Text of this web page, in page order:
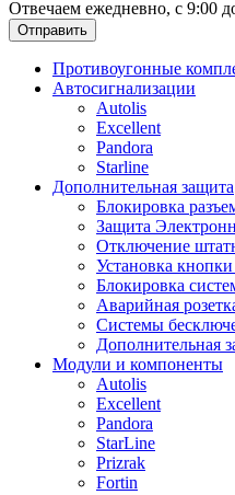
Отвечаем ежедневно, с 9:00
Отправить
Противоугонные
Автосигнализации
Autolis
Excellent
Pandora
Starline
Дополнительная защита
Блокировка
Защита
Отключение
Установка
Блокировка
Аварийная
Системы
Дополнительная
Модули и компоненты
Autolis
Excellent
Pandora
StarLine
Prizrak
Fortin